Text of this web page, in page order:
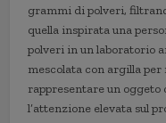
grammi di polveri,
quella inspirata una
polveri in un laboratorio
mescolata con argilla
rappresentare un
l’attenzione elevata sul